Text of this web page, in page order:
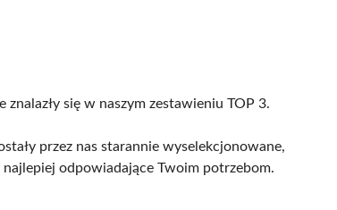
się w naszym zestawieniu TOP 3.
przez nas starannie wyselekcjonowane,
odpowiadające Twoim potrzebom.